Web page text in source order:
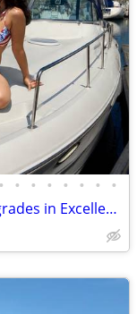
• • • • • • • •
2000 Monterey 322 Cruisers with Upgrades in Excellent Condition